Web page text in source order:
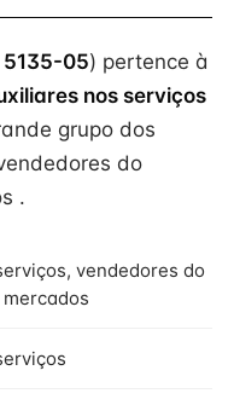
5135-05) pertence à
nos serviços
grupo dos
do
.
vendedores do